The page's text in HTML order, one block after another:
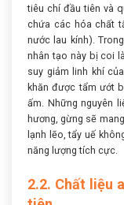
tiêu chí đầu tiên và
chứa các hóa chất
nước lau kính).
nhân tạo này bị coi
suy giảm linh khí
khăn được tẩm ướt
ấm. Những nguyên
hương, gừng sẽ
lạnh lẽo, tẩy uế
năng lượng tích cực.
2.2. Chất liệu